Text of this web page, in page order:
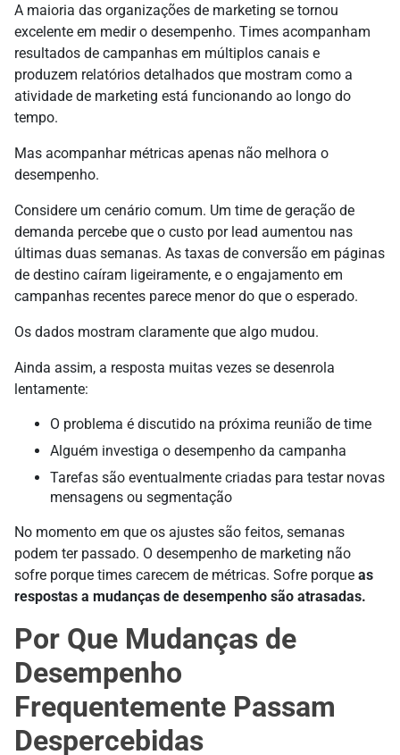
A maioria das organizações de marketing se tornou
excelente em medir o desempenho. Times acompanham
resultados de campanhas em múltiplos canais e
produzem relatórios detalhados que mostram como a
atividade de marketing está funcionando ao longo do
tempo.
Mas acompanhar métricas apenas não melhora o
desempenho.
Considere um cenário comum. Um time de geração de
demanda percebe que o custo por lead aumentou nas
últimas duas semanas. As taxas de conversão em páginas
de destino caíram ligeiramente, e o engajamento em
campanhas recentes parece menor do que o esperado.
Os dados mostram claramente que algo mudou.
Ainda assim, a resposta muitas vezes se desenrola
lentamente:
O problema é discutido na próxima reunião de time
Alguém investiga o desempenho da campanha
Tarefas são eventualmente criadas para testar novas
mensagens ou segmentação
No momento em que os ajustes são feitos, semanas
podem ter passado. O desempenho de marketing não
sofre porque times carecem de métricas. Sofre porque as
respostas a mudanças de desempenho são atrasadas.
Por Que Mudanças de
Desempenho
Frequentemente Passam
Despercebidas